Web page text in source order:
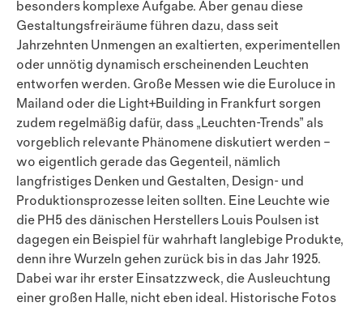
besonders komplexe Aufgabe. Aber genau diese
Gestal­tungs­freiräume führen dazu, dass seit
Jahrzehnten Unmengen an exaltierten, experimentellen
oder unnötig dynamisch erscheinenden Leuchten
entworfen werden. Große Messen wie die Euroluce in
Mailand oder die Light+Building in Frankfurt sorgen
zudem regelmäßig dafür, dass „Leuchten-Trends” als
vorgeblich relevante Phänomene diskutiert werden –
wo eigentlich gerade das Gegenteil, nämlich
langfristiges Denken und Gestalten, Design- und
Produktionsprozesse leiten sollten. Eine Leuchte wie
die PH5 des dänischen Her­stellers Louis Poulsen ist
dagegen ein Beispiel für wahrhaft langlebige Produkte,
denn ihre Wurzeln gehen zurück bis in das Jahr 1925.
Dabei war ihr erster Einsatzzweck, die Ausleuchtung
einer großen Halle, nicht eben ideal. Historische Fotos